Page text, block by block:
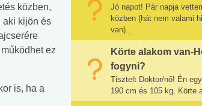
közben,
aki kijön és
ez
is, ha a
Jó napot! Pár napja
közben (hát nem valami
van)...
Körte alakom van-
fogyni?
Tisztelt Doktor/nő! Én
190 cm és 105 kg. Körte